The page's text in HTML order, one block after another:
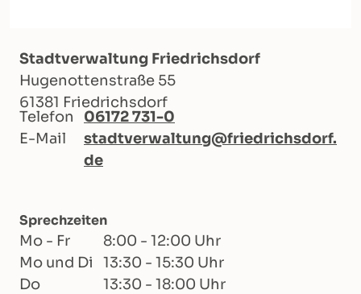
Stadtverwaltung Friedrichsdorf
Hugenottenstraße 55
61381 Friedrichsdorf
Telefon
06172 731-0
E-Mail
stadtverwaltung@friedrichsdorf.
de
Sprechzeiten
Mo - Fr
8:00 - 12:00 Uhr
Mo und Di
13:30 - 15:30 Uhr
Do
13:30 - 18:00 Uhr